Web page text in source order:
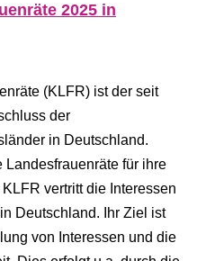
2025 in
(KLFR) ist der seit
der
in Deutschland.
für ihre
vertritt die Interessen
Deutschland. Ihr Ziel ist
von Interessen und die